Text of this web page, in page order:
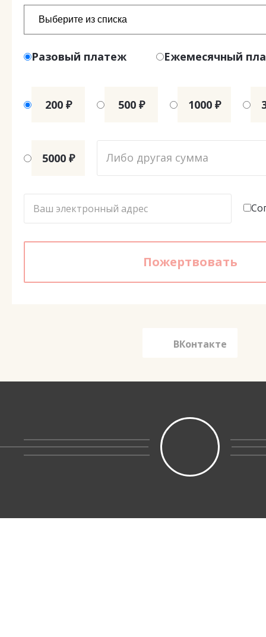
Разовый платеж Ежемесячный
200 ₽ 500 ₽ 1000 ₽
5000 ₽
ВКонтакте